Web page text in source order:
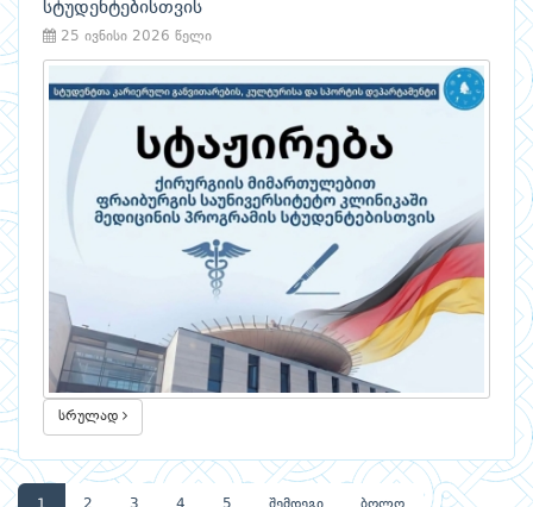
სტუდენტებისთვის
25 ივნისი 2026 წელი
სრულად